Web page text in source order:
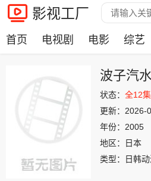
影视工厂
首页 电视剧 电影 综艺
波子汽
状态： 全12集
更新： 2026-
年份： 2005
地区：
日本
类型：
日韩